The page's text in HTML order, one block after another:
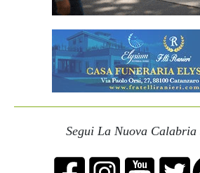
Segui La Nuova